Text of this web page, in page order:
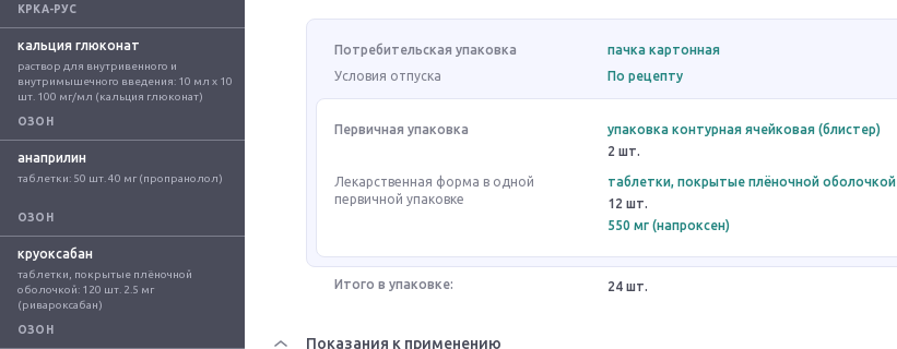
КРКА-РУС
кальция глюконат
раствор для внутривенного и
внутримышечного введения: 10 мл x 10
шт. 100 мг/мл (кальция глюконат)
ОЗОН
анаприлин
таблетки: 50 шт. 40 мг (пропранолол)
ОЗОН
круоксабан
таблетки, покрытые плёночной
оболочкой: 120 шт. 2.5 мг
(ривароксабан)
ОЗОН
Потребительская упаковка
пачка картонная
Условия отпуска
По рецепту
Первичная упаковка
упаковка контурная ячейковая (блистер)
2 шт.
Лекарственная форма в одной
первичной упаковке
таблетки, покрытые плёночной оболочкой
12 шт.
550 мг (напроксен)
Итого в упаковке: 24 шт.
Показания к применению